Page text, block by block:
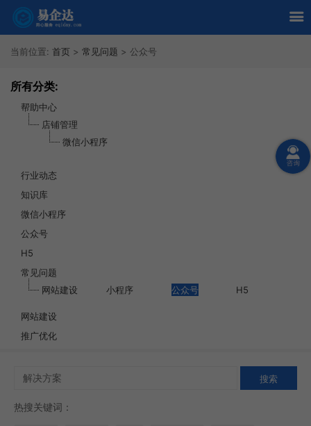
当前位置: 首页 > 常见问题 > 公众号
所有分类:
帮助中心
店铺管理
微信小程序
行业动态
知识库
微信小程序
公众号
H5
常见问题
网站建设
小程序 公众号 H5
网站建设
推广优化
热搜关键词：